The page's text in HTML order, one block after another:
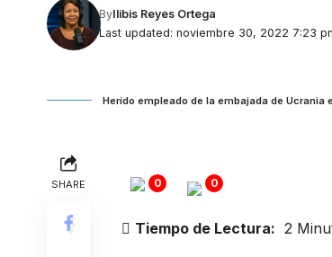
Last updated: noviembre 30, 2022 7:23
ByIlibis Reyes Ortega
Herido empleado de la embajada de Ucrania
SHARE 0 0
Tiempo de Lectura: 2